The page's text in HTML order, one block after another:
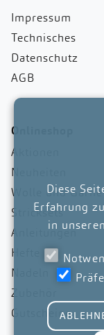
Impressum
Technisches
Datenschutz
AGB
Onlineshop
Aktionen
Neuheiten
Wolle und Garne
Stricksets
Anleitungen
Hefte
Nadeln
Zubehör
Gutscheine
Diese
Erfahrung
in unseren